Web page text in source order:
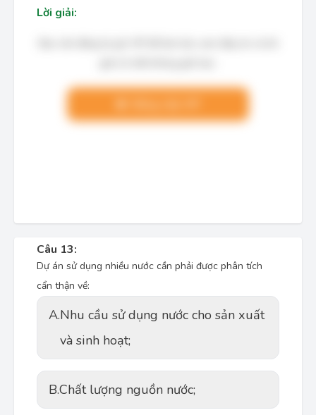
Lời giải:
Câu 13:
Dự án sử dụng nhiều nước cần phải được phân tích
cẩn thận về:
A.Nhu cầu sử dụng nước cho sản xuất
và sinh hoạt;
B.Chất lượng nguồn nước;